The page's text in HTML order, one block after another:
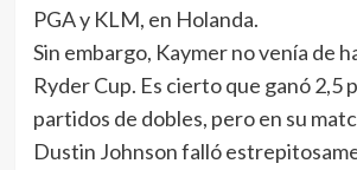
PGA y KLM, en Holanda.
Sin embargo, Kaymer no venía de
Ryder Cup. Es cierto que ganó 2,5
partidos de dobles, pero en su
Dustin Johnson falló